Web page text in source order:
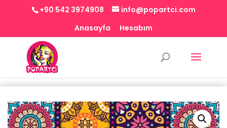
+90 542 3974908
info@popartci.com
Anasayfa
Hesabım